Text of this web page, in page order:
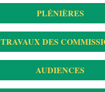
PLÉNIÈRES
TRAVAUX DES
AUDIENCES